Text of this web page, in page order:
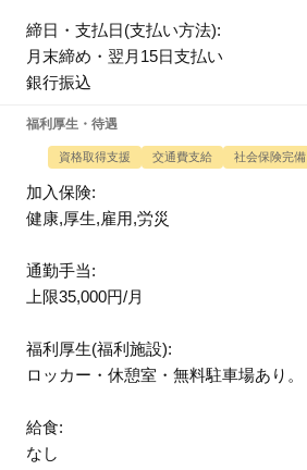
締日・支払日(支払い方法):
月末締め・翌月15日支払い
銀行振込
福利厚生・待遇
資格取得支援 交通費支給 社会保険完備
加入保険:
健康,厚生,雇用,労災
通勤手当:
上限35,000円/月
福利厚生(福利施設):
ロッカー・休憩室・無料駐車場あり。
給食:
なし